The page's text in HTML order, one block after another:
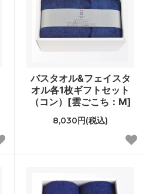
バスタオル&フェイスタ
オル各1枚ギフトセット
（コン）[雲ごこち：M]
8,030円(税込)